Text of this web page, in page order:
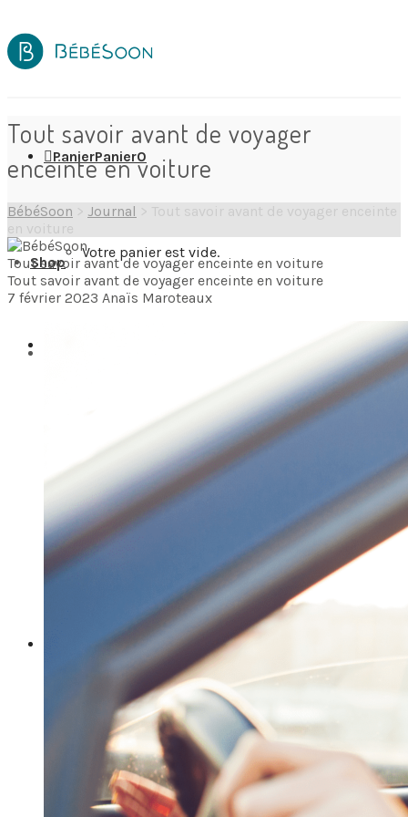
PanierPanier0
Votre panier est vide.
Your wishlist is empty.
View Wishlist
Se Connecter
Créer un compte
Shop
Votre Babymoon Auvergne Rhône Alpes
Votre Babymoon en Bourgogne-Franche-
Comté
Votre Babymoon en Bretagne
Tout savoir avant de voyager
enceinte en voiture
BébéSoon Journal
Tout savoir avant de voyager enceinte
en voiture
Tout savoir avant de voyager enceinte en voiture
Tout savoir avant de voyager enceinte en voiture
7 février 2023 Anaïs Maroteaux